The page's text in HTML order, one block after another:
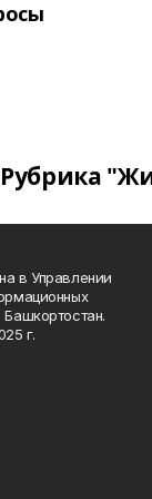
Рубрика
в Управлении
г.